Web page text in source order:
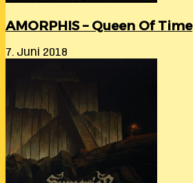
AMORPHIS – Queen Of Time
7. Juni 2018